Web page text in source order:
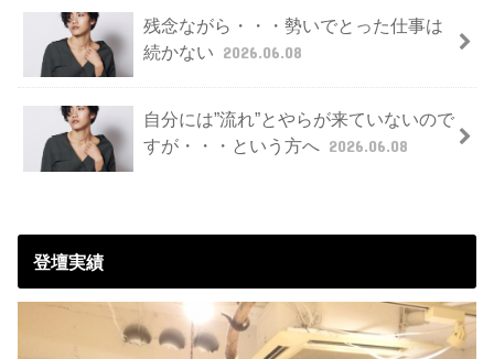
残念ながら・・・勢いでとった仕事は
続かない 2026.06.08
自分には”流れ”とやらが来ていないので
すが・・・という方へ 2026.06.08
登壇実績